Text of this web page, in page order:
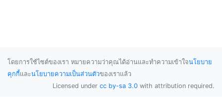
โดยการใช้ไซต์ของเรา หมายความว่าคุณได้อ่านและทำความเข้าใจนโยบาย
คุกกี้และนโยบายความเป็นส่วนตัวของเราแล้ว
Licensed under cc by-sa 3.0 with attribution required.